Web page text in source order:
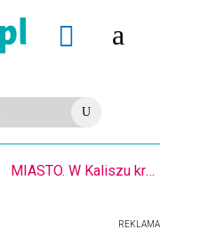
 a
U
MIASTO. W Kaliszu kręcą film. Zmiany w kursowaniu autobusów KLA
REKLAMA